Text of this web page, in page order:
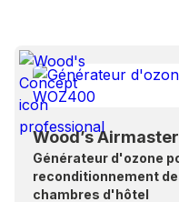
Wood’s
Générateur d'ozone
reconditionnement
chambres d'hôtel